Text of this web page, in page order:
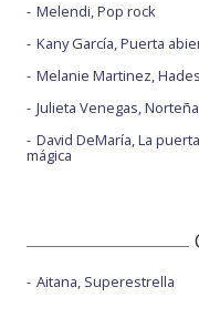
Melendi, Pop rock
Kany García, Puerta
Melanie Martinez, Hades
Julieta Venegas, Norteña
David DeMaría, La puerta
mágica
Aitana, Superestrella